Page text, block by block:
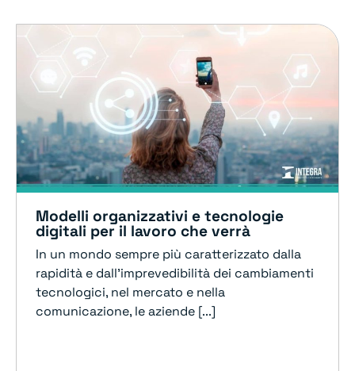
Modelli organizzativi e tecnologie
digitali per il lavoro che verrà
In un mondo sempre più caratterizzato dalla
rapidità e dall’imprevedibilità dei cambiamenti
tecnologici, nel mercato e nella
comunicazione, le aziende [...]